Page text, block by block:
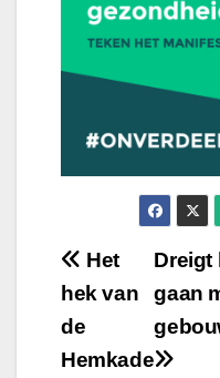
Bericht
navigatie
Dreigt
gaan
Het
hek van
de
Hemkade